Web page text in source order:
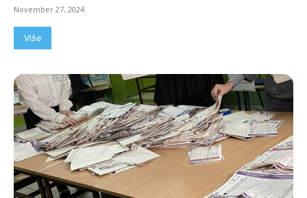
November 27, 2024
Više